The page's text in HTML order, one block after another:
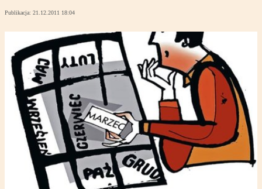
Publikacja: 21.12.2011 18:04